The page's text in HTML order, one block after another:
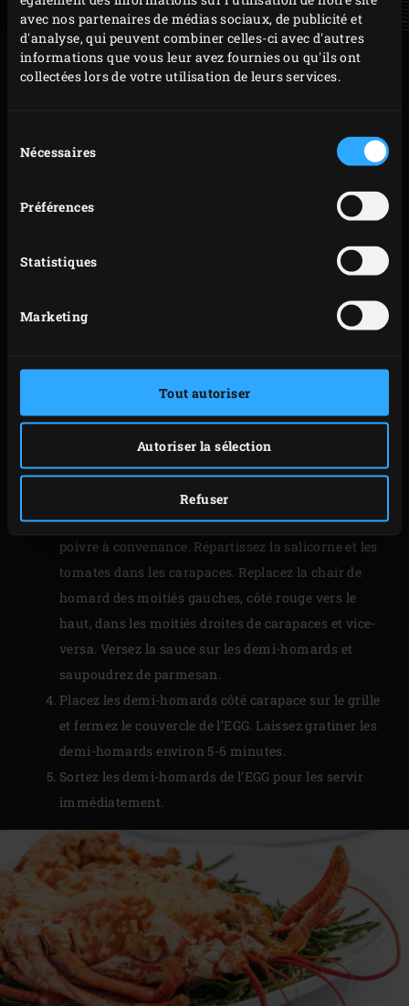
avec nos partenaires de médias sociaux, de publicité et
d'analyse, qui peuvent combiner celles-ci avec d'autres
informations que vous leur avez fournies ou qu'ils ont
collectées lors de votre utilisation de leurs services.
duNécessaires
Préférences
Statistiques
Marketing
Tout autoriser
Autoriser la sélection
Refuser
PRÉPARATION
ébullition alors que vous ajoutez le homard,
veuillez cuire un seul homard à la fois. Ajoutez le
homard et laissez-le cuire 3 minutes. Sortez le
des homards est légèrement écourtée par rapport à
derniers vont ensuite être gratinés dans le Big
Coupez les homards en deux dans le sens de la
longueur et retirez le tube digestif. Décortiquez la
chair de homard d’un seul tenant et mettez de côté.
Rincez bien la carapace.
Pelez les tomates. Coupez les tomates en deux,
épépinez-les puis coupez la chair en petits cubes.
Assaisonnez les tomates avec l’huile d’olive et le
poivre à convenance. Répartissez la salicorne et les
tomates dans les carapaces. Replacez la chair de
homard des moitiés gauches, côté rouge vers le
haut, dans les moitiés droites de carapaces et vice-
versa. Versez la sauce sur les demi-homards et
saupoudrez de parmesan.
Placez les demi-homards côté carapace sur le grille
et fermez le couvercle de l’EGG. Laissez gratiner les
demi-homards environ 5-6 minutes.
Sortez les demi-homards de l’EGG pour les servir
immédiatement.